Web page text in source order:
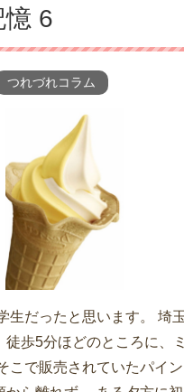
6
つれづれコラム
生だったと思います。 埼
徒歩5分ほどのところに、
こで販売されていたパイ